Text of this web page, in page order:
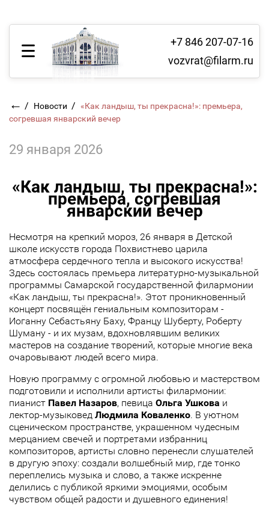
+7 846 207-07-16
vozvrat@filarm.ru
← / Новости / «Как ландыш, ты прекрасна!»: премьера,
согревшая январский вечер
29 января 2026
«Как ландыш, ты прекрасна!»:
премьера, согревшая
январский вечер
Несмотря на крепкий мороз, 26 января в Детской
школе искусств города Похвистнево царила
атмосфера сердечного тепла и высокого искусства!
Здесь состоялась премьера литературно-музыкальной
программы Самарской государственной филармонии
«Как ландыш, ты прекрасна!». Этот проникновенный
концерт посвящён гениальным композиторам -
Иоганну Себастьяну Баху, Францу Шуберту, Роберту
Шуману - и их музам, вдохновлявшим великих
мастеров на создание творений, которые многие века
очаровывают людей всего мира.
Новую программу с огромной любовью и мастерством
подготовили и исполнили артисты филармонии:
пианист Павел Назаров, певица Ольга Ушкова и
лектор-музыковед Людмила Коваленко. В уютном
сценическом пространстве, украшенном чудесным
мерцанием свечей и портретами избранниц
композиторов, артисты словно перенесли слушателей
в другую эпоху: создали волшебный мир, где тонко
переплелись музыка и слово, а также искренне
делились с публикой яркими эмоциями, особым
чувством общей радости и душевного единения!